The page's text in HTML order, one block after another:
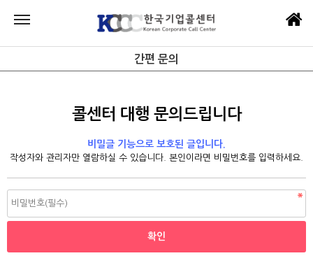
간편 문의
콜센터 대행 문의드립니다
비밀글 기능으로 보호된 글입니다.
작성자와 관리자만 열람하실 수 있습니다. 본인이라면 비밀번호를 입력하세요.